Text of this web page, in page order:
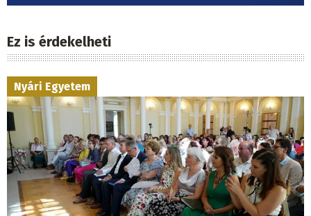
Ez is érdekelheti
Nyári Egyetem